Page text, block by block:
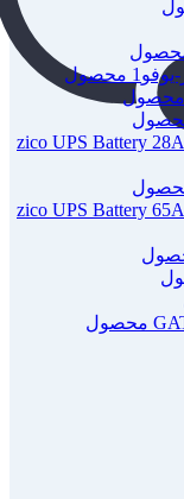
1 محصول